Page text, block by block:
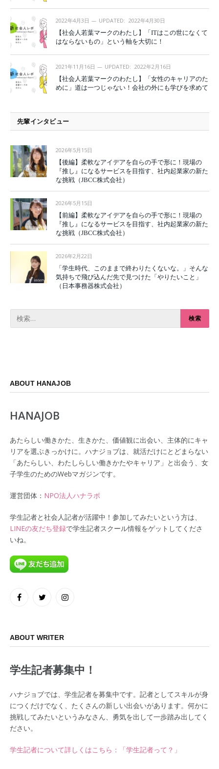
2022年4月3日 UPDATED: 2022年4月30日
【社会人若葉マークのわたし】「ITはこの世になくて
はならないもの」という軸を大切に！
2021年11月16日 UPDATED: 2022年2月16日
【社会人若葉マークのわたし】「女性のキャリアのた
めに」道は一つじゃない！会社の外にも学びを求めて
先輩インタビュー
2026年5月15日
【後編】柔軟なアイデアを自らの手で形に！現場の
『推し』になるサービスを目指す、社内起業家の新た
な挑戦（JBCC株式会社）
2026年5月15日
【前編】柔軟なアイデアを自らの手で形に！現場の
『推し』になるサービスを目指す、社内起業家の新た
な挑戦（JBCC株式会社）
2026年2月22日
「学生時代、このままで終わりたくないな。」そんな
気持ちで飛び込んだ先で見つけた「やりたいこと」
（日本事務器株式会社）
ABOUT HANAJOB
HANAJOB
あたらしい働きかた、生きかた、価値観に出会い、主体的にキャ
リアを選ぶきっかけに。ハナジョブは、就活だけにとどまらない
「あたらしい、わたしらしい働きかたやキャリア」と出会う、女
子学生のためのWebマガジンです。
運営団体： NPO法人ハナラボ
学生記者と社会人記者が活躍中！参加してみたいという方は、
LINEの友だち登録で学生記者スクール情報をゲットしてくださ
いね。
FacebookTwitter Instagram
ABOUT WRITER
学生記者募集中！
ハナジョブでは、学生記者を募集中です。記者としてスキルが身
につくだけでなく、たくさんの新しい出会いがあります。何かに
挑戦してみたいというみなさん、勇気を出して一歩踏み出してく
ださい。
学生記者について詳しくはこちら：「学生記者って？」